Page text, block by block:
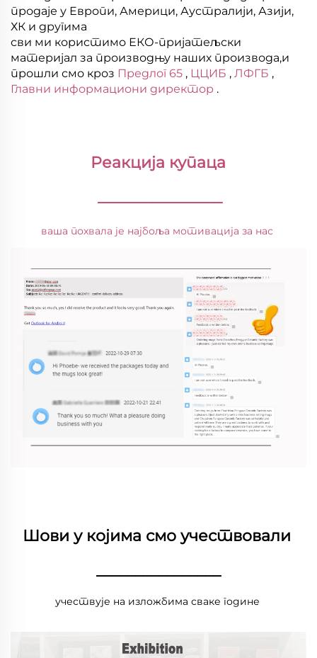
продаје у Европи, Америци, Аустралији, Азији,
ХК и другима
сви ми користимо ЕКО-пријатељски
материјал за производњу наших производа,и
прошли смо кроз Предлог 65 , ЦЦИБ , ЛФГБ ,
Главни информациони директор .
Реакција купаца
________________
ваша похвала је најбоља мотивација за нас
Шови у којима смо учествовали
________________
учествује на изложбима сваке године